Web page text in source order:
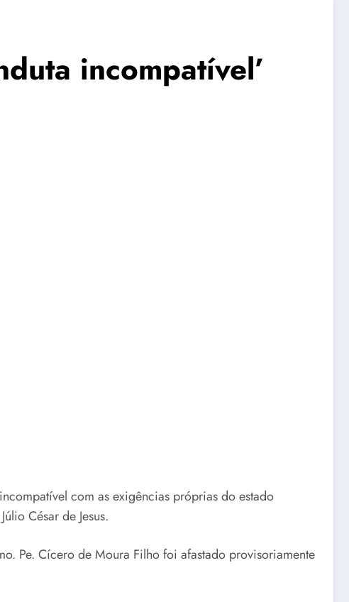
incompatível’
com as exigências próprias do estado
César de Jesus.
Pe. Cícero de Moura Filho foi afastado provisoriamente